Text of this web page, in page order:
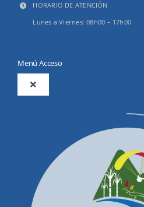
HORARIO DE ATENCIÓN
Lunes a Viernes: 08h00 – 17h00
Menú Acceso
Toggle
Productos y Servicios
Convocatorias Precalificación